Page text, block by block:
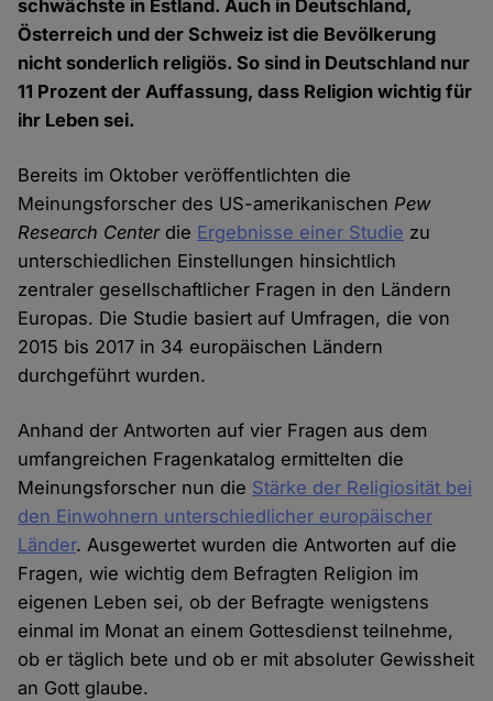
schwächste in Estland. Auch in Deutschland,
Österreich und der Schweiz ist die Bevölkerung
nicht sonderlich religiös. So sind in Deutschland nur
11 Prozent der Auffassung, dass Religion wichtig für
ihr Leben sei.
Bereits im Oktober veröffentlichten die
Meinungsforscher des US-amerikanischenPew
Research Centerdie Ergebnisse einer Studie zu
unterschiedlichen Einstellungen hinsichtlich
zentraler gesellschaftlicher Fragen in den Ländern
Europas. Die Studie basiert auf Umfragen, die von
2015 bis 2017 in 34 europäischen Ländern
durchgeführt wurden.
Anhand der Antworten auf vier Fragen aus dem
umfangreichen Fragenkatalog ermittelten die
Meinungsforscher nun die Stärke der Religiosität bei
den Einwohnern unterschiedlicher europäischer
Länder. Ausgewertet wurden die Antworten auf die
Fragen, wie wichtig dem Befragten Religion im
eigenen Leben sei, ob der Befragte wenigstens
einmal im Monat an einem Gottesdienst teilnehme,
ob er täglich bete und ob er mit absoluter Gewissheit
an Gott glaube.